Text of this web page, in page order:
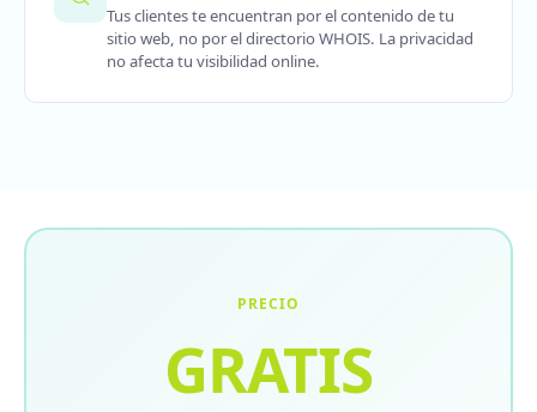
Tus clientes te encuentran por el contenido de tu
sitio web, no por el directorio WHOIS. La privacidad
no afecta tu visibilidad online.
PRECIO
GRATIS